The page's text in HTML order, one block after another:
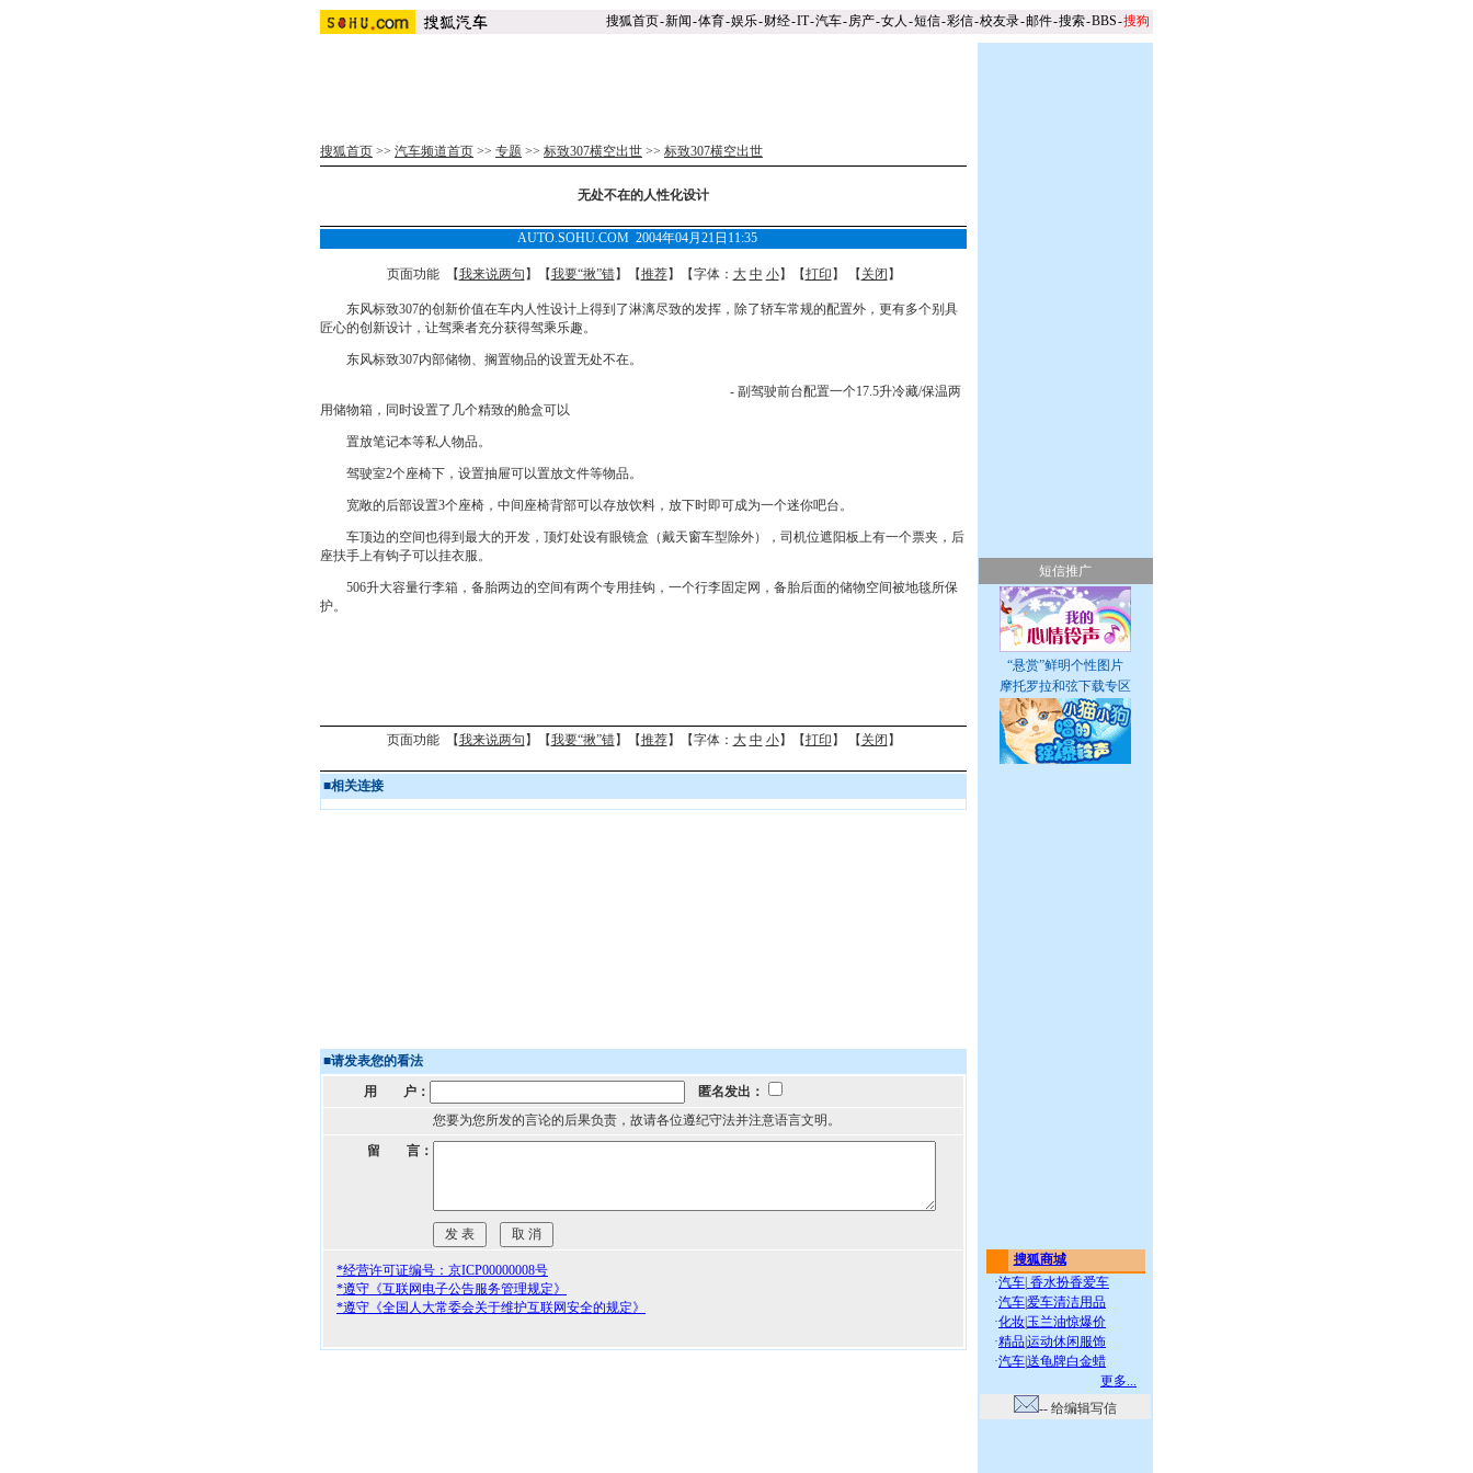
搜狐首页-新闻-体育-娱乐-财经-IT-汽车-房产-女人 -短信-彩信-校友录-邮件-搜索-BBS-搜狗
搜狐首页 >> 汽车频道首页 >> 专题 >> 标致307横空出世 >> 标致307横空出世
无处不在的人性化设计
AUTO.SOHU.COM 2004年04月21日11:35
页面功能 【我来说两句 】【我要“揪”错】【推荐】【字体： 大 中 小】【打印 】 【 关闭 】
东风标致307的创新价值在车内人性设计上得到了淋漓尽致的发挥，除了轿车常规的配置外，更有多个别具
匠心的创新设计，让驾乘者充分获得驾乘乐趣。
东风标致307内部储物、搁置物品的设置无处不在。
- 副驾驶前台配置一个17.5升冷藏/保温两
用储物箱，同时设置了几个精致的舱盒可以
置放笔记本等私人物品。
驾驶室2个座椅下，设置抽屉可以置放文件等物品。
宽敞的后部设置3个座椅，中间座椅背部可以存放饮料，放下时即可成为一个迷你吧台。
车顶边的空间也得到最大的开发，顶灯处设有眼镜盒（戴天窗车型除外），司机位遮阳板上有一个票夹，后
座扶手上有钩子可以挂衣服。
506升大容量行李箱，备胎两边的空间有两个专用挂钩，一个行李固定网，备胎后面的储物空间被地毯所保
护。
页面功能 【我来说两句 】【我要“揪”错】【推荐】【字体： 大 中 小】【打印 】 【 关闭 】
■相关连接
■请发表您的看法
用 户：
匿名发出：
您要为您所发的言论的后果负责，故请各位遵纪守法并注意语言文明。
留 言：
*经营许可证编号：京ICP00000008号
*遵守《互联网电子公告服务管理规定》
*遵守《全国人大常委会关于维护互联网安全的规定》
短信推广
“悬赏”鲜明个性图片
摩托罗拉和弦下载专区
搜狐商城
·汽车 香水扮香爱车
·汽车爱车清洁用品
·化妆 玉兰油惊爆价
·精品运动休闲服饰
·汽车送龟牌白金蜡
更多...
-- 给编辑写信